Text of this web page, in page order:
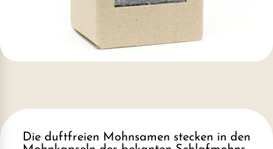
Die duftfreien Mohnsamen stecken in den